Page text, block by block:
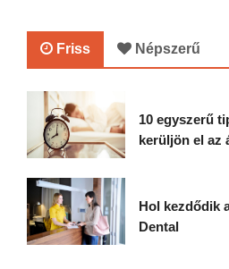
Friss Népszerű
10 egyszerű
kerüljön el az
Hol kezdődik
Dental